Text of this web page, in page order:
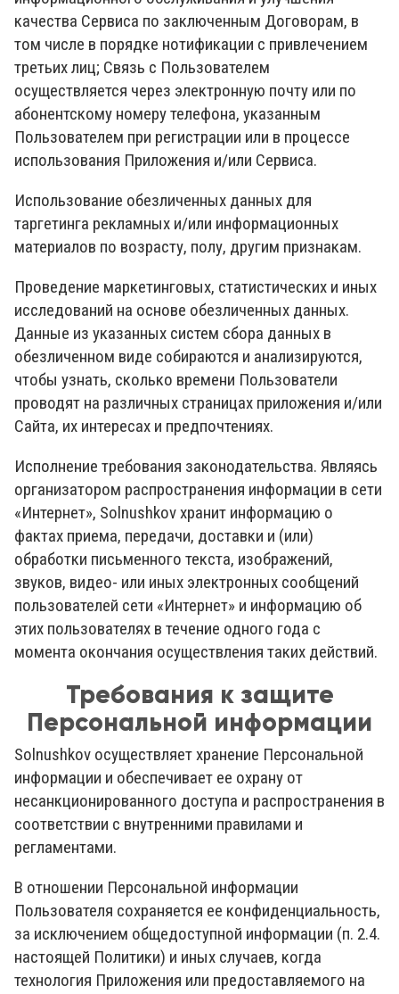
качества Сервиса по заключенным Договорам, в
том числе в порядке нотификации с привлечением
третьих лиц; Связь с Пользователем
осуществляется через электронную почту или по
абонентскому номеру телефона, указанным
Пользователем при регистрации или в процессе
использования Приложения и/или Сервиса.
Использование обезличенных данных для
таргетинга рекламных и/или информационных
материалов по возрасту, полу, другим признакам.
Проведение маркетинговых, статистических и иных
исследований на основе обезличенных данных.
Данные из указанных систем сбора данных в
обезличенном виде собираются и анализируются,
чтобы узнать, сколько времени Пользователи
проводят на различных страницах приложения и/или
Сайта, их интересах и предпочтениях.
Исполнение требования законодательства. Являясь
организатором распространения информации в сети
«Интернет», Solnushkov хранит информацию о
фактах приема, передачи, доставки и (или)
обработки письменного текста, изображений,
звуков, видео- или иных электронных сообщений
пользователей сети «Интернет» и информацию об
этих пользователях в течение одного года с
момента окончания осуществления таких действий.
Требования к защите
Персональной информации
Solnushkov осуществляет хранение Персональной
информации и обеспечивает ее охрану от
несанкционированного доступа и распространения в
соответствии с внутренними правилами и
регламентами.
В отношении Персональной информации
Пользователя сохраняется ее конфиденциальность,
за исключением общедоступной информации (п. 2.4.
настоящей Политики) и иных случаев, когда
технология Приложения или предоставляемого на